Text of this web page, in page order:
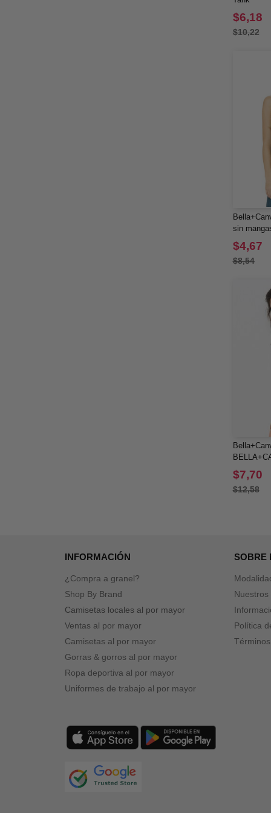
$6,18
$10,22
sin
$4,67
$8,54
para mujer
$7,70
$12,58
INFORMACIÓN
¿Compra a granel?
Shop By Brand
Camisetas locales al por mayor
Ventas al por mayor
Camisetas al por mayor
Gorras & gorros al por mayor
Ropa deportiva al por mayor
Uniformes de trabajo al por mayor
SOBRE
Nuestros
Política